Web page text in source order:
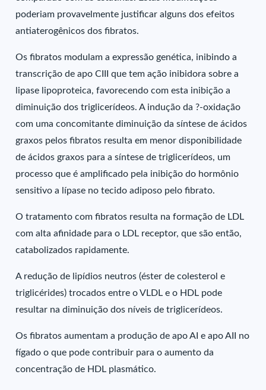
poderiam provavelmente justificar alguns dos efeitos
antiaterogênicos dos fibratos.
Os fibratos modulam a expressão genética, inibindo a
transcrição de apo CIII que tem ação inibidora sobre a
lipase lipoproteica, favorecendo com esta inibição a
diminuição dos triglicerídeos. A indução da ?-oxidação
com uma concomitante diminuição da síntese de ácidos
graxos pelos fibratos resulta em menor disponibilidade
de ácidos graxos para a síntese de triglicerídeos, um
processo que é amplificado pela inibição do hormônio
sensitivo a lípase no tecido adiposo pelo fibrato.
O tratamento com fibratos resulta na formação de LDL
com alta afinidade para o LDL receptor, que são então,
catabolizados rapidamente.
A redução de lipídios neutros (éster de colesterol e
triglicérides) trocados entre o VLDL e o HDL pode
resultar na diminuição dos níveis de triglicerídeos.
Os fibratos aumentam a produção de apo AI e apo AII no
fígado o que pode contribuir para o aumento da
concentração de HDL plasmático.